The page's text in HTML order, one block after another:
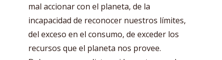
mal accionar con el planeta, de la
incapacidad de reconocer nuestros límites,
del exceso en el consumo, de exceder los
recursos que el planeta nos provee.